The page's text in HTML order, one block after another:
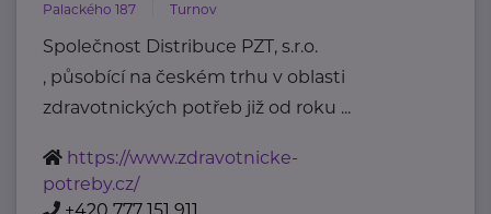
Palackého 187 Turnov
Společnost Distribuce PZT, s.r.o.
, působící na českém trhu v oblasti
zdravotnických potřeb již od roku ...
https://www.zdravotnicke-
potreby.cz/